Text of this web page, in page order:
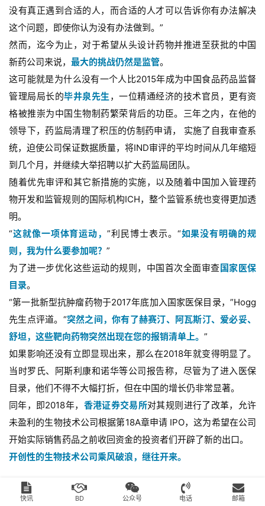
没有真正遇到合适的人，而合适的人才可以告诉你有办法解决
这个问题，即使你认为没有办法做到。”
然而，迄今为止，对于希望从头设计药物并推进至获批的中国
新药公司来说， 最大的挑战仍然是监管。
这可能就是为什么没有一个人比2015年成为中国食品药品监督
管理局局长的毕井泉先生 ，一位精通经济的技术官员，更有资
格被推崇为中国生物制药繁荣背后的功臣。三年之内，在他的
领导下，药监局清理了积压的仿制药申请， 实施了自我审查系
统，迫使公司保证数据质量，将IND审评的平均时间从几年缩短
到几个月，并继续大举招聘以扩大药监局团队。
随着优先审评和其它新措施的实施，以及随着中国加入管理药
物开发和监管规则的国际机构ICH，整个监管系统也变得更加透
明。
“这就像一项体育运动，”利民博士表示。“如果没有明确的规
则，我为什么要参加呢？ ”
为了进一步优化这些运动的规则，中国首次全面审查 国家医保
目录。
“第一批新型抗肿瘤药物于2017年底加入国家医保目录，”Hogg
先生点评道。“突然之间，你有了赫赛汀、阿瓦斯汀、爱必妥、
舒坦，这些靶向药物突然出现在您的报销清单上。 ”
如果影响还没有立即显现出来，那么在2018年就变得明显了。
当时罗氏、阿斯利康和诺华等公司报告称，尽管为了进入医保
目录，他们不得不大幅打折，但在中国的增长仍非常显著。
同年，即2018年， 香港证券交易所对其规则进行了改革，允许
未盈利的生物技术公司根据第18A章申请 IPO，这为希望在公司
开始实际销售药品之前收回资金的投资者们开辟了新的出口。
开创性的生物技术公司乘风破浪，继往开来。
百济神州和和黄医药均于2016年在纳斯达克上市，再鼎医药很
快讯 BD 公众号 电话 邮箱